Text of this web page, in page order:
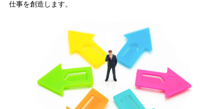
仕事を創造します。